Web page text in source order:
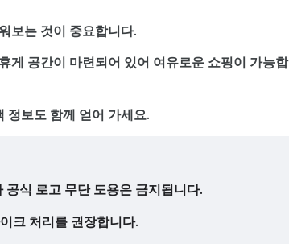
보는 것이 중요합니다.
게 공간이 마련되어 있어 여유로운 쇼핑이 가능
정보도 함께 얻어 가세요.
식 로고 무단 도용은 금지됩니다.
크 처리를 권장합니다.